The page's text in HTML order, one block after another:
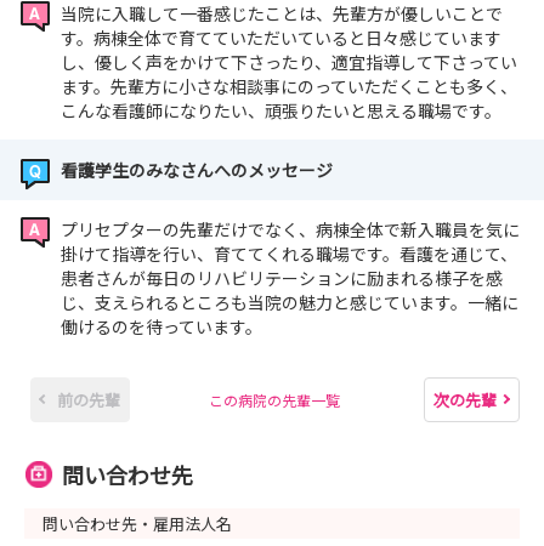
当院に入職して一番感じたことは、先輩方が優しいことで
す。病棟全体で育てていただいていると日々感じています
し、優しく声をかけて下さったり、適宜指導して下さってい
ます。先輩方に小さな相談事にのっていただくことも多く、
こんな看護師になりたい、頑張りたいと思える職場です。
看護学生のみなさんへのメッセージ
プリセプターの先輩だけでなく、病棟全体で新入職員を気に
掛けて指導を行い、育ててくれる職場です。看護を通じて、
患者さんが毎日のリハビリテーションに励まれる様子を感
じ、支えられるところも当院の魅力と感じています。一緒に
働けるのを待っています。
前の先輩 この病院の先輩一覧 次の先輩
問い合わせ先
問い合わせ先・雇用法人名